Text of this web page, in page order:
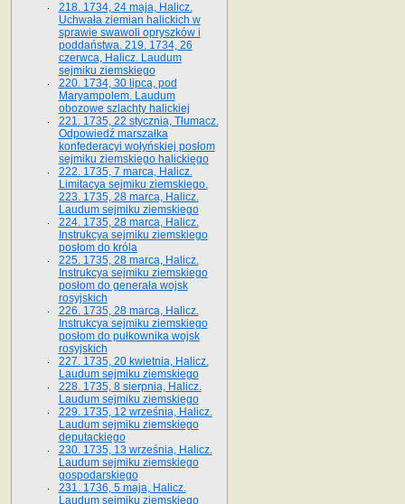
218. 1734, 24 maja, Halicz.
Uchwała ziemian halickich w
sprawie swawoli opryszków i
poddaństwa. 219. 1734, 26
czerwca, Halicz. Laudum
sejmiku ziemskiego
220. 1734, 30 lipca, pod
Maryampolem. Laudum
obozowe szlachty halickiej
221. 1735, 22 stycznia, Tłumacz.
Odpowiedź marszałka
konfederacyi wołyńskiej posłom
sejmiku ziemskiego halickiego
222. 1735, 7 marca, Halicz.
Limitacya sejmiku ziemskiego.
223. 1735, 28 marca, Halicz.
Laudum sejmiku ziemskiego
224. 1735, 28 marca, Halicz.
Instrukcya sejmiku ziemskiego
posłom do króla
225. 1735, 28 marca, Halicz.
Instrukcya sejmiku ziemskiego
posłom do generała wojsk
rosyjskich
226. 1735, 28 marca, Halicz.
Instrukcya sejmiku ziemskiego
posłom do pułkownika wojsk
rosyjskich
227. 1735, 20 kwietnia, Halicz.
Laudum sejmiku ziemskiego
228. 1735, 8 sierpnia, Halicz.
Laudum sejmiku ziemskiego
229. 1735, 12 września, Halicz.
Laudum sejmiku ziemskiego
deputackiego
230. 1735, 13 września, Halicz.
Laudum sejmiku ziemskiego
gospodarskiego
231. 1736, 5 maja, Halicz.
Laudum sejmiku ziemskiego